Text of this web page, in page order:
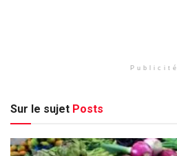
Publicité
Sur le sujet Posts